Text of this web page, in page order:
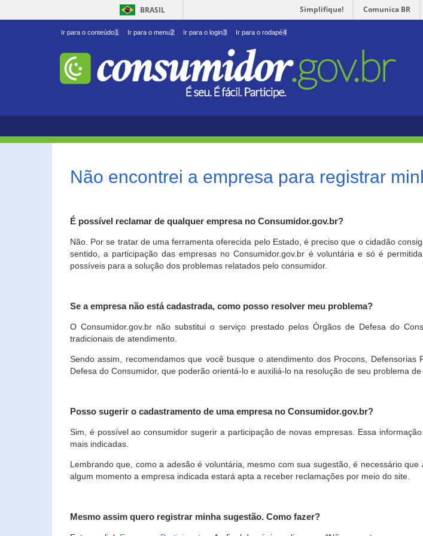
BRASIL Simplifique! Comunica BR
Ir para o conteúdo1 Ir para o menu2 Ir para o login3 Ir para o rodapé4
Não encontrei a empresa para registrar
É possível reclamar de qualquer empresa no Consumidor.gov.br?
Não. Por se tratar de uma ferramenta oferecida pelo Estado, é preciso que o cidadão
sentido, a participação das empresas no Consumidor.gov.br é voluntária e só é
possíveis para a solução dos problemas relatados pelo consumidor.
Se a empresa não está cadastrada, como posso resolver meu problema?
O Consumidor.gov.br não substitui o serviço prestado pelos Órgãos de Defesa do
tradicionais de atendimento.
Sendo assim, recomendamos que você busque o atendimento dos Procons,
Defesa do Consumidor, que poderão orientá-lo e auxiliá-lo na resolução de seu problema de
Posso sugerir o cadastramento de uma empresa no Consumidor.gov.br?
Sim, é possível ao consumidor sugerir a participação de novas empresas. Essa
mais indicadas.
Lembrando que, como a adesão é voluntária, mesmo com sua sugestão, é necessário
algum momento a empresa indicada estará apta a receber reclamações por meio do site.
Mesmo assim quero registrar minha sugestão. Como fazer?